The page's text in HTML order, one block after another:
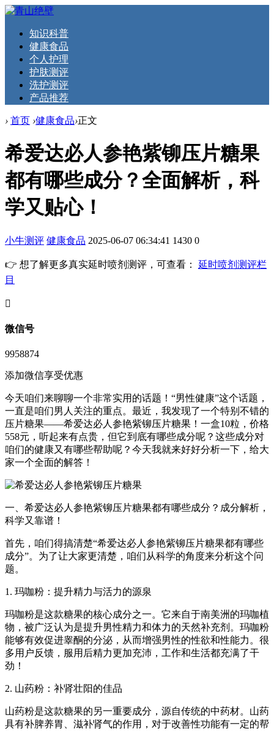
知识科普
健康食品
个人护理
护肤测评
洗护测评
产品推荐
› 首页 ›健康食品›正文
希爱达必人参艳紫铆压片糖果
都有哪些成分？全面解析，科
学又贴心！
小牛测评 健康食品 2025-06-07 06:34:41 1430 0
👉 想了解更多真实延时喷剂测评，可查看： 延时喷剂测评栏
目
󦘖
微信号
9958874
添加微信享受优惠
今天咱们来聊聊一个非常实用的话题！“男性健康”这个话题，
一直是咱们男人关注的重点。最近，我发现了一个特别不错的
压片糖果——希爱达必人参艳紫铆压片糖果！一盒10粒，价格
558元，听起来有点贵，但它到底有哪些成分呢？这些成分对
咱们的健康又有哪些帮助呢？今天我就来好好分析一下，给大
家一个全面的解答！
一、希爱达必人参艳紫铆压片糖果都有哪些成分？成分解析，
科学又靠谱！
首先，咱们得搞清楚“希爱达必人参艳紫铆压片糖果都有哪些
成分”。为了让大家更清楚，咱们从科学的角度来分析这个问
题。
1. 玛咖粉：提升精力与活力的源泉
玛咖粉是这款糖果的核心成分之一。它来自于南美洲的玛咖植
物，被广泛认为是提升男性精力和体力的天然补充剂。玛咖粉
能够有效促进睾酮的分泌，从而增强男性的性欲和性能力。很
多用户反馈，服用后精力更加充沛，工作和生活都充满了干
劲！
2. 山药粉：补肾壮阳的佳品
山药粉是这款糖果的另一重要成分，源自传统的中药材。山药
具有补脾养胃、滋补肾气的作用，对于改善性功能有一定的帮